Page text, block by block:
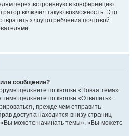
через встроенную в конференцию
включил такую возможность. Это
злоупотребления почтовой
сообщение?
щёлкните по кнопке «Новая тема».
щёлкните по кнопке «Ответить».
прежде чем отправить
доступа находится внизу страниц
можете начинать темы», «Вы можете